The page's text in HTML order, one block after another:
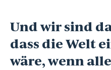
Und wir sind
dass die Welt
wäre, wenn